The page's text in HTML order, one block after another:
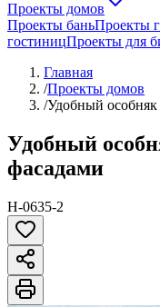
Проекты домов
Проекты баньПроекты
гостиницПроекты для
Главная
/Проекты домов
/Удобный
Удобный
фасадами
H-0635-2